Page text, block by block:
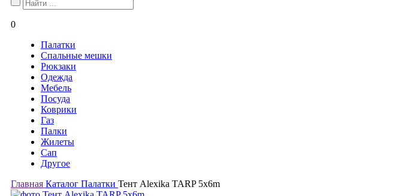
0
Палатки
Спальные мешки
Рюкзаки
Одежда
Мебель
Посуда
Коврики
Газ
Палки
Жилеты
Сап
Другое
Главная Каталог Палатки Тент Alexika TARP 5x6m